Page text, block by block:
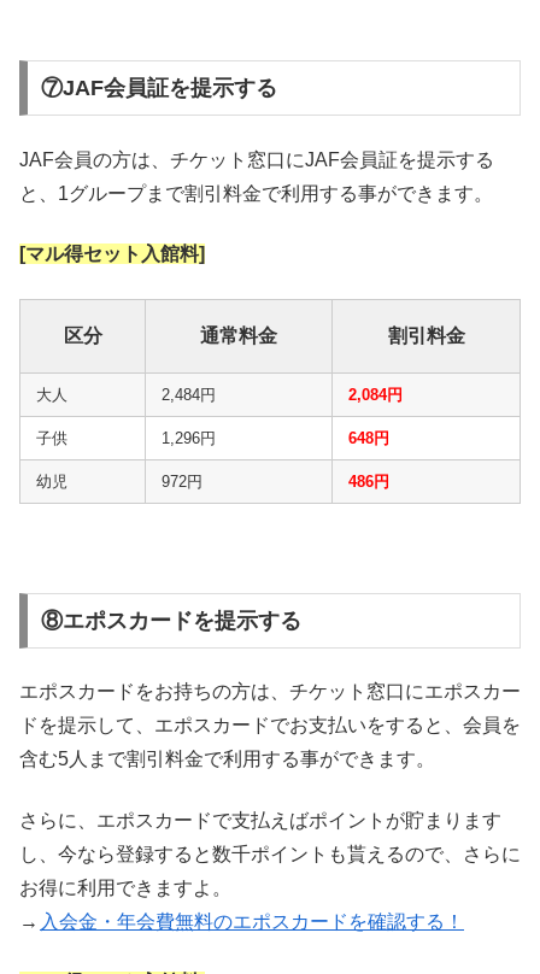
⑦JAF会員証を提示する
JAF会員の方は、チケット窓口にJAF会員証を提示する
と、1グループまで割引料金で利用する事ができます。
[マル得セット入館料]
区分 通常料金 割引料金
大人 2,484円 2,084円
子供 1,296円 648円
幼児 972円 486円
⑧エポスカードを提示する
エポスカードをお持ちの方は、チケット窓口にエポスカー
ドを提示して、エポスカードでお支払いをすると、会員を
含む5人まで割引料金で利用する事ができます。
さらに、エポスカードで支払えばポイントが貯まります
し、今なら登録すると数千ポイントも貰えるので、さらに
お得に利用できますよ。
→ 入会金・年会費無料のエポスカードを確認する！